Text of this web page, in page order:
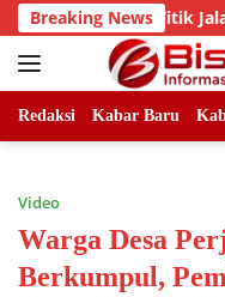
Skip
to
content
Breaking News
Sejumlah Titik Jalan
Redaksi Kabar Baru
Video
Warga Desa
Berkumpul,